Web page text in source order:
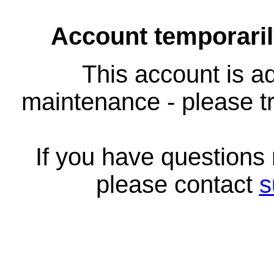
Account
This account is
maintenance - please
If you have
please contact